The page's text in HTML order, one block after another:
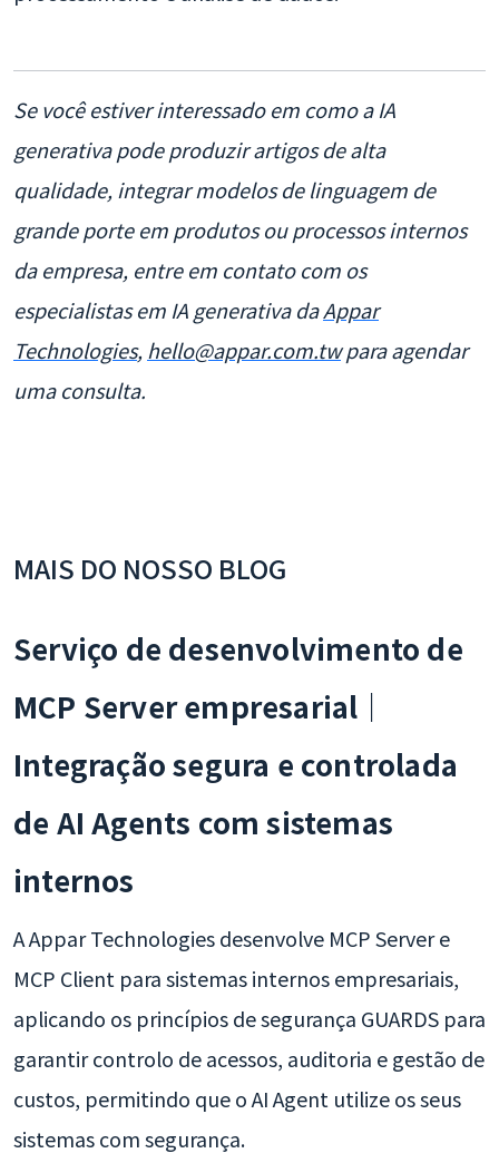
Se você estiver interessado em como a IA
generativa pode produzir artigos de alta
qualidade, integrar modelos de linguagem de
grande porte em produtos ou processos internos
da empresa, entre em contato com os
especialistas em IA generativa daAppar
Technologies, hello@appar.com.twpara agendar
uma consulta.
MAIS DO NOSSO BLOG
Serviço de desenvolvimento de
MCP Server empresarial｜
Integração segura e controlada
de AI Agents com sistemas
internos
A Appar Technologies desenvolve MCP Server e
MCP Client para sistemas internos empresariais,
aplicando os princípios de segurança GUARDS para
garantir controlo de acessos, auditoria e gestão de
custos, permitindo que o AI Agent utilize os seus
sistemas com segurança.